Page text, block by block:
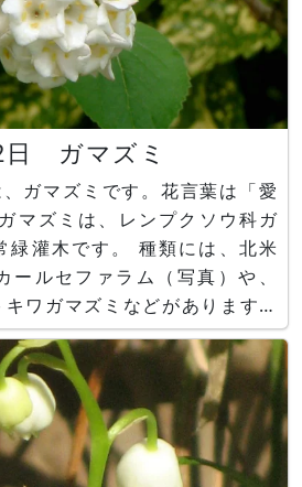
ガマズミ
ガマズミです。花言葉は「愛
。 種類には、北米
ールセファラム（写真）や、
ワガマズミなどがあります。
鑑 https://www.flower-